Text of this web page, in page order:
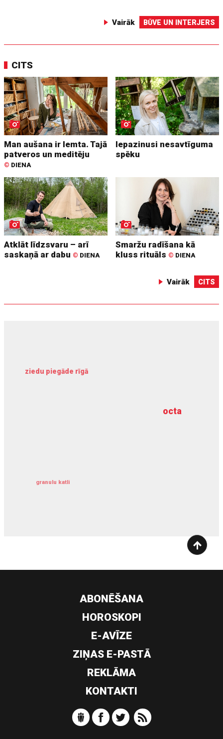
Vairāk BŪVE UN INTERJERS
CITS
Man aušana ir lemta. Tajā
patveros un meditēju
© DIENA
Iepazinusi nesavtīguma
spēku
Atklāt līdzsvaru – arī
saskaņā ar dabu © DIENA
Smaržu radīšana kā
kluss rituāls © DIENA
Vairāk CITS
octa
ziedu piegāde rīgā
granulu katli
dziļurbums
ABONĒŠANA
HOROSKOPI
E-AVĪZE
ZIŅAS E-PASTĀ
REKLĀMA
KONTAKTI